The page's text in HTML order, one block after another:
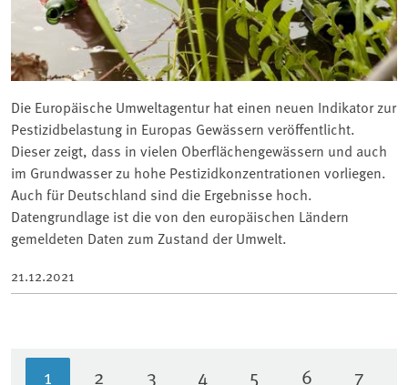
Die Europäische Umweltagentur hat einen neuen Indikator zur
Pestizidbelastung in Europas Gewässern veröffentlicht.
Dieser zeigt, dass in vielen Oberflächengewässern und auch
im Grundwasser zu hohe Pestizidkonzentrationen vorliegen.
Auch für Deutschland sind die Ergebnisse hoch.
Datengrundlage ist die von den europäischen Ländern
gemeldeten Daten zum Zustand der Umwelt.
21.12.2021
1 2 3 4 5 6
7